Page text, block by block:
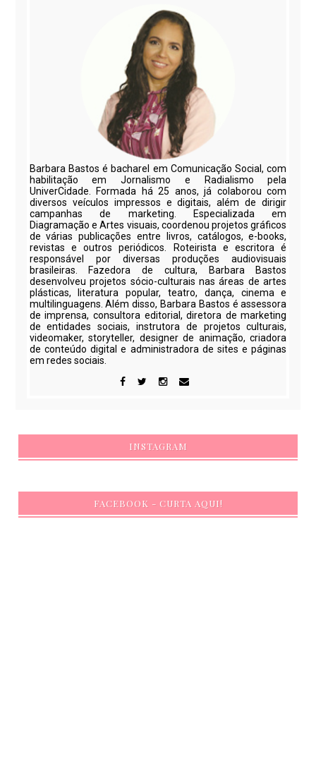
Barbara Bastos é bacharel em Comunicação Social, com
habilitação em Jornalismo e Radialismo pela
UniverCidade. Formada há 25 anos, já colaborou com
diversos veículos impressos e digitais, além de dirigir
campanhas de marketing. Especializada em
Diagramação e Artes visuais, coordenou projetos gráficos
de várias publicações entre livros, catálogos, e-books,
revistas e outros periódicos. Roteirista e escritora é
responsável por diversas produções audiovisuais
brasileiras. Fazedora de cultura, Barbara Bastos
desenvolveu projetos sócio-culturais nas áreas de artes
plásticas, literatura popular, teatro, dança, cinema e
multilinguagens. Além disso, Barbara Bastos é assessora
de imprensa, consultora editorial, diretora de marketing
de entidades sociais, instrutora de projetos culturais,
videomaker, storyteller, designer de animação, criadora
de conteúdo digital e administradora de sites e páginas
em redes sociais.
INSTAGRAM
FACEBOOK - CURTA AQUI!